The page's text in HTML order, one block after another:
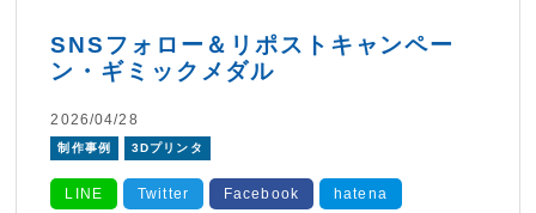
SNSフォロー＆リポストキャンペー
ン・ギミックメダル
2026/04/28
制作事例 3Dプリンタ
LINE Twitter Facebook hatena